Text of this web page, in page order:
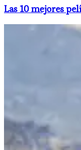
Las 10 mejores